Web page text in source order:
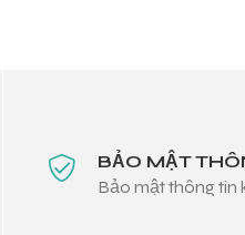
BẢO MẬT
Bảo mật thông tin